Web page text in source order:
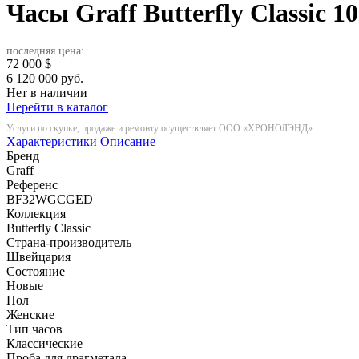
Часы Graff Butterfly Classic
последняя цена:
72 000 $
6 120 000 руб.
Нет в наличии
Перейти в каталог
Услуги по скупке, продаже и ремонту осуществляет ООО «ХРОНОЛЭНД»
Характеристики Описание
Бренд
Graff
Референс
BF32WGCGED
Коллекция
Butterfly Classic
Страна-производитель
Швейцария
Состояние
Новые
Пол
Женские
Тип часов
Классические